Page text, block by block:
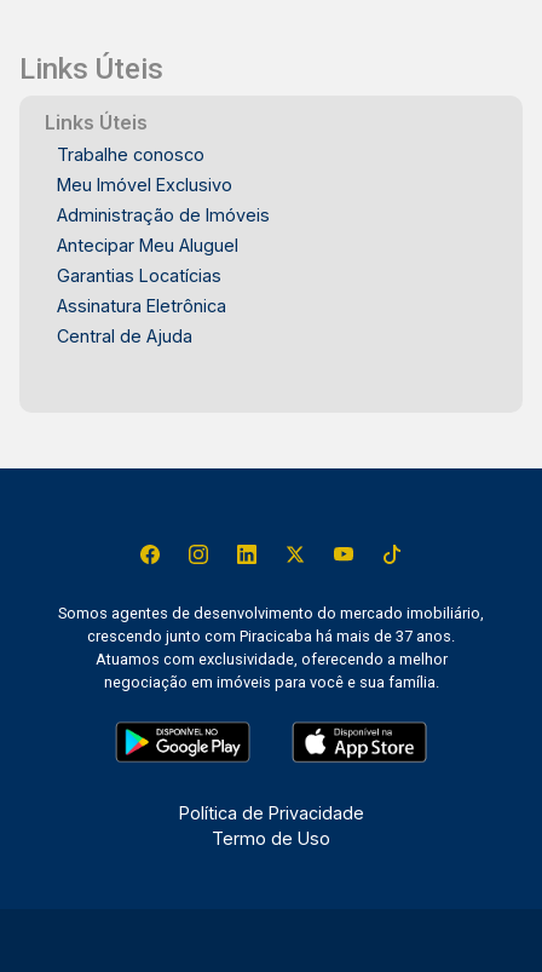
Links Úteis
Links Úteis
Trabalhe conosco
Meu Imóvel Exclusivo
Administração de Imóveis
Antecipar Meu Aluguel
Garantias Locatícias
Assinatura Eletrônica
Central de Ajuda
Somos agentes de desenvolvimento do mercado imobiliário,
crescendo junto com Piracicaba há mais de 37 anos.
Atuamos com exclusividade, oferecendo a melhor
negociação em imóveis para você e sua família.
Política de Privacidade
Termo de Uso